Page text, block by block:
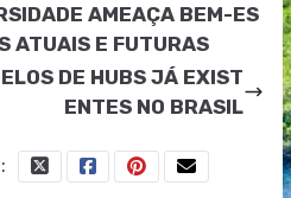
AMEAÇA BEM-ES
ATUAIS E FUTURAS
DE HUBS JÁ EXIST
ENTES NO BRASIL